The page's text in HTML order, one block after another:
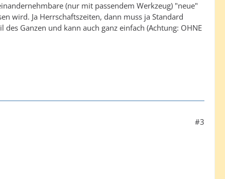
(nur mit passendem Werkzeug) "neue"
wird. Ja Herrschaftszeiten, dann muss ja Standard
Ganzen und kann auch ganz einfach (Achtung: OHNE
#3